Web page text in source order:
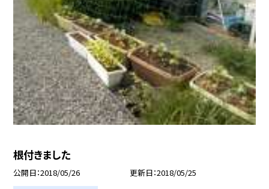
根付きました
公開日 2018/05/26 更新日 2018/05/25